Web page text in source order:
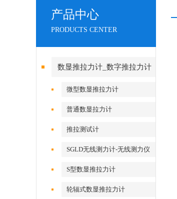
产品中心
PRODUCTS CENTER
数显推拉力计_数字推拉力计
微型数显推拉力计
普通数显拉力计
推拉测试计
SGLD无线测力计-无线测力仪
S型数显推拉力计
轮辐式数显推拉力计